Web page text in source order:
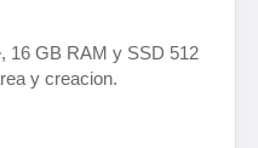
16 GB RAM y SSD 512
y creacion.